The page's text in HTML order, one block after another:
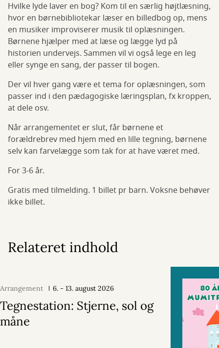
Hvilke lyde laver en bog? Kom til en særlig højtlæsning,
hvor en børnebibliotekar læser en billedbog op, mens
en musiker improviserer musik til oplæsningen.
Børnene hjælper med at læse og lægge lyd på
historien undervejs. Sammen vil vi også lege en leg
eller synge en sang, der passer til bogen.
Der vil hver gang være et tema for oplæsningen, som
passer ind i den pædagogiske læringsplan, fx kroppen,
at dele osv.
Når arrangementet er slut, får børnene et
forældrebrev med hjem med en lille tegning, børnene
selv kan farvelægge som tak for at have været med.
For 3-6 år.
Gratis med tilmelding. 1 billet pr barn. Voksne behøver
ikke billet.
Relateret indhold
Arrangement 6. - 13. august 2026
Tegnestation: Stjerne, sol og
måne